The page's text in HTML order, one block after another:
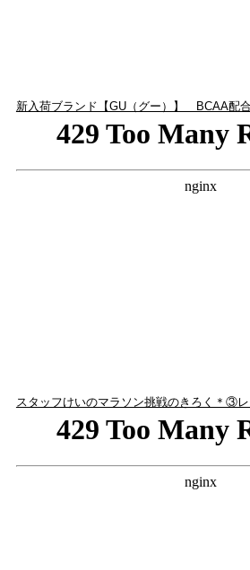
新入荷ブランド【GU（グー）】 BCAA配合
スタッフけいのマラソン挑戦のきろく＊③